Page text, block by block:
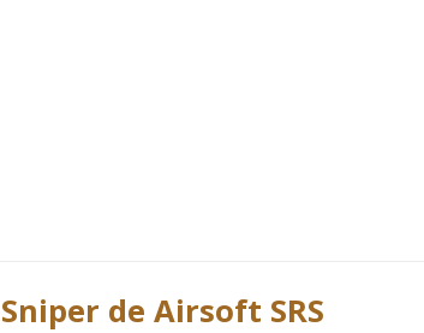
Sniper de Airsoft SRS